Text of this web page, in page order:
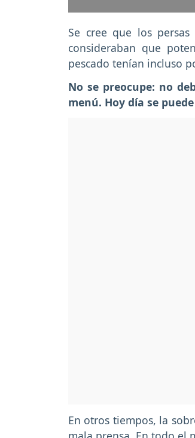
Se cree que los
consideraban que
pescado tenían incluso
No se preocupe: no
menú. Hoy día se
En otros tiempos, la